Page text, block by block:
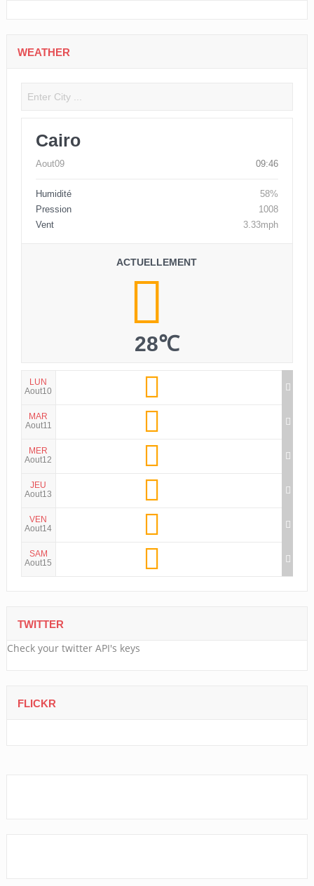
WEATHER
Cairo
Aout09 09:46
Humidité
58%
Pression
1008
Vent
3.33mph
ACTUELLEMENT
28℃
LUN
Aout10
MAR
Aout11
MER
Aout12
JEU
Aout13
VEN
Aout14
SAM
Aout15
TWITTER
Check your twitter API's keys
FLICKR